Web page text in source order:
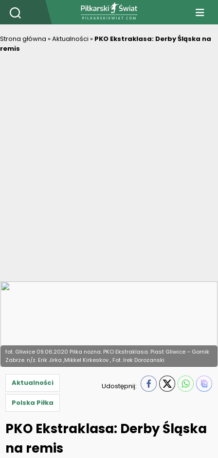
PiłkarskiSwiat.com
Strona główna »Aktualności » PKO Ekstraklasa: Derby Śląska na
remis
fot. Gliwice 09.06.2020 Pilka nozna. PKO Ekstraklasa. Piast Gliwice – Gornik
Zabrze. n/z. Erik Jirka ,Mikkel Kirkeskov , Fot. Irek Dorozanski
Aktualności
Polska Piłka
Udostępnij:
PKO Ekstraklasa: Derby Śląska
na remis